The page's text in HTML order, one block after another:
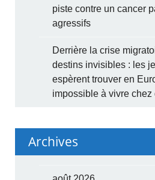
piste contre un cancer
agressifs
Derrière la crise
destins invisibles : les
espèrent trouver en
impossible à vivre chez
Archives